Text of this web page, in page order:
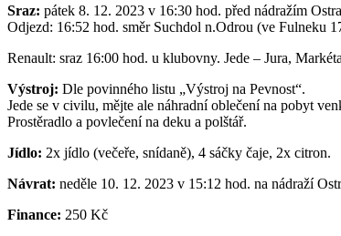
Sraz: pátek 8. 12. 2023 v 16:30 hod. před nádražím
Odjezd: 16:52 hod. směr Suchdol n.Odrou (ve Fulneku
Renault: sraz 16:00 hod. u klubovny. Jede – Jura,
Výstroj: Dle povinného listu „Výstroj na Pevnost“.
Jede se v civilu, mějte ale náhradní oblečení na pobyt
Prostěradlo a povlečení na deku a polštář.
Jídlo: 2x jídlo (večeře, snídaně), 4 sáčky čaje, 2x citron.
Návrat: neděle 10. 12. 2023 v 15:12 hod. na nádraží
Finance: 250 Kč